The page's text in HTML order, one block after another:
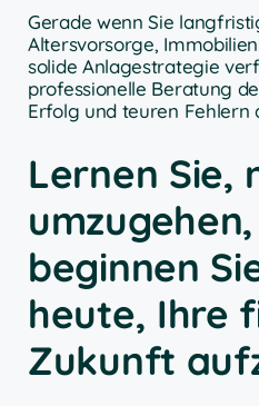
Gerade wenn Sie
Altersvorsorge,
solide Anlagestrategie
professionelle Beratung
Erfolg und teuren Fehlern
Lernen Sie,
beginnen
heute, Ihre
Zukunft